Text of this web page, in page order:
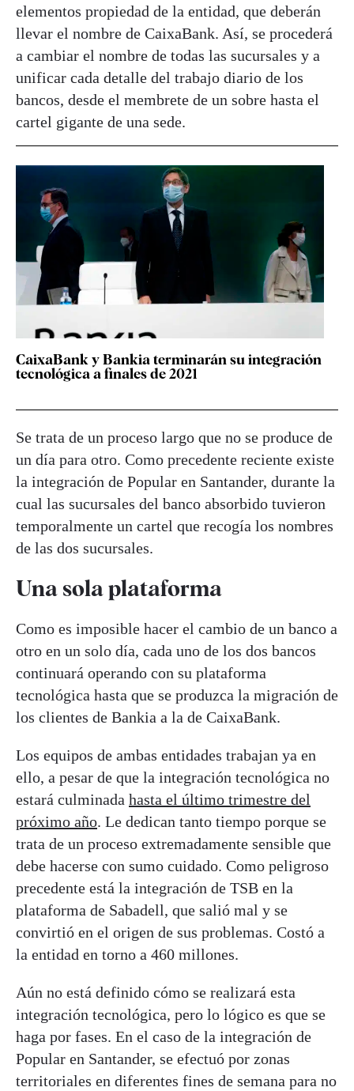
elementos propiedad de la entidad, que deberán
llevar el nombre de CaixaBank. Así, se procederá
a cambiar el nombre de todas las sucursales y a
unificar cada detalle del trabajo diario de los
bancos, desde el membrete de un sobre hasta el
cartel gigante de una sede.
CaixaBank y Bankia terminarán su integración
tecnológica a finales de 2021
Se trata de un proceso largo que no se produce de
un día para otro. Como precedente reciente existe
la integración de Popular en Santander, durante la
cual las sucursales del banco absorbido tuvieron
temporalmente un cartel que recogía los nombres
de las dos sucursales.
Una sola plataforma
Como es imposible hacer el cambio de un banco a
otro en un solo día, cada uno de los dos bancos
continuará operando con su plataforma
tecnológica hasta que se produzca la migración de
los clientes de Bankia a la de CaixaBank.
Los equipos de ambas entidades trabajan ya en
ello, a pesar de que la integración tecnológica no
estará culminada hasta el último trimestre del
próximo año. Le dedican tanto tiempo porque se
trata de un proceso extremadamente sensible que
debe hacerse con sumo cuidado. Como peligroso
precedente está la integración de TSB en la
plataforma de Sabadell, que salió mal y se
convirtió en el origen de sus problemas. Costó a
la entidad en torno a 460 millones.
Aún no está definido cómo se realizará esta
integración tecnológica, pero lo lógico es que se
haga por fases. En el caso de la integración de
Popular en Santander, se efectuó por zonas
territoriales en diferentes fines de semana para no